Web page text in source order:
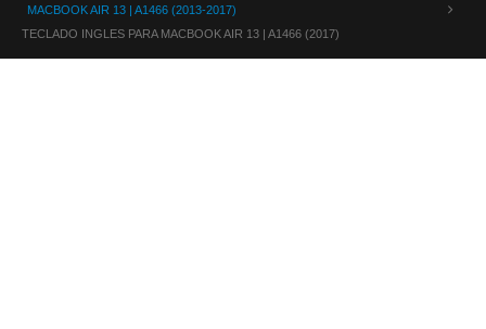
MACBOOK AIR 13 | A1466 (2013-2017)
TECLADO INGLES PARA MACBOOK AIR 13 | A1466 (2017)